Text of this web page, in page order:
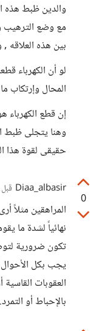
والدين ظبط هذه
مع وضع الترهيب
بين هذه العلاقه
لو أن الكهرباء
المحال وإرتكاب
إن قطع الكهرباء
وهنا يتجلى ظبط
حقيقى لقوة هذا
0
Diaa_albasir
المراهقين مثلاً
نهائياً لشدة ما
تكون ضرورية
يجب بكل
العقوبات
بالإحباط أو التمرد.